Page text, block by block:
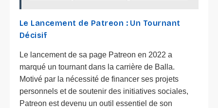
Le Lancement de Patreon : Un Tournant
Décisif
Le lancement de sa page Patreon en 2022 a
marqué un tournant dans la carrière de Balla.
Motivé par la nécessité de financer ses projets
personnels et de soutenir des initiatives sociales,
Patreon est devenu un outil essentiel de son